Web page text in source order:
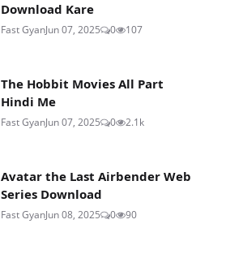
Download Kare
Fast GyanJun 07, 2025 0 107
The Hobbit Movies All Part
Hindi Me
Fast GyanJun 07, 2025 0 2.1k
Avatar the Last Airbender Web
Series Download
Fast GyanJun 08, 2025 0 90